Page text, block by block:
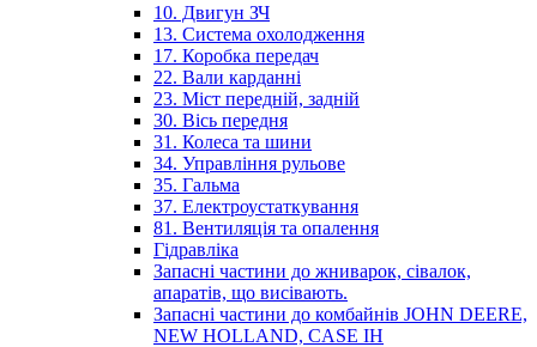
10. Двигун ЗЧ
13. Система охолодження
17. Коробка передач
22. Вали карданні
23. Міст передній, задній
30. Вісь передня
31. Колеса та шини
34. Управління рульове
35. Гальма
37. Електроустаткування
81. Вентиляція та опалення
Гідравліка
Запасні частини до жниварок, сівалок,
апаратів, що висівають.
Запасні частини до комбайнів JOHN DEERE,
NEW HOLLAND, CASE IH